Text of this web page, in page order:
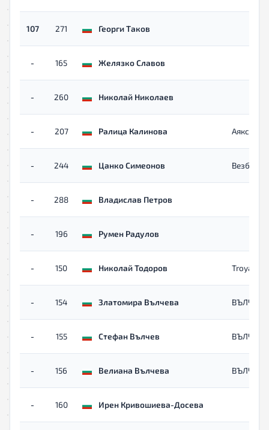
107 271 Георги Таков
- 165 Желязко Славов
- 260 Николай Николаев
- 207 Ралица Калинова Аякс
- 244 Цанко Симеонов Везба
- 288 Владислав Петров
- 196 Румен Радулов
- 150 Николай Тодоров
- 154 Златомира Вълчева ВЪЛЧЕВИ
- 155 Стефан Вълчев ВЪЛЧЕВИ
- 156 Велиана Вълчева ВЪЛЧЕВИ
- 160 Ирен Кривошиева-Досева